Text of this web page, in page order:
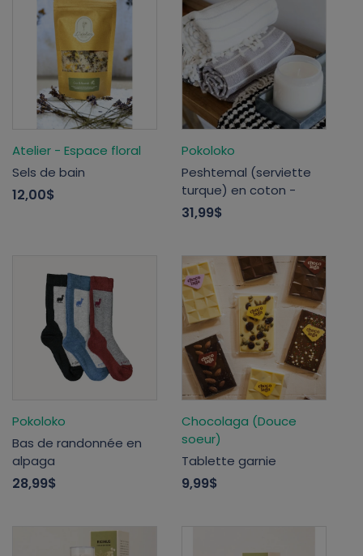
Atelier - Espace floral
Sels de bain
12,00$
Pokoloko
Peshtemal (serviette
turque) en coton -
31,99$
Pokoloko
Bas de randonnée en
alpaga
28,99$
Chocolaga (Douce
soeur)
Tablette garnie
9,99$